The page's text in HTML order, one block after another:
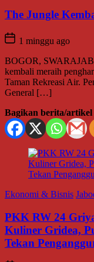
The Jungle
1 minggu ago
BOGOR,
kembali meraih
Taman Rekreasi Air.
General […]
Bagikan berita/
Ekonomi & Bisnis
PKK RW 24
Kuliner Gridea,
Tekan